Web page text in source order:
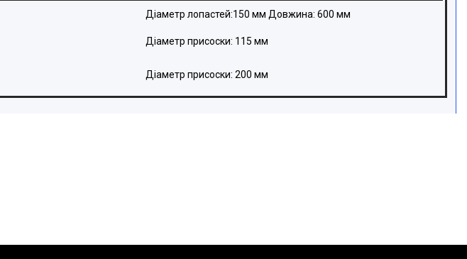
Діаметр лопастей:150 мм Довжина: 600 мм
Діаметр присоски: 115 мм
Діаметр присоски: 200 мм